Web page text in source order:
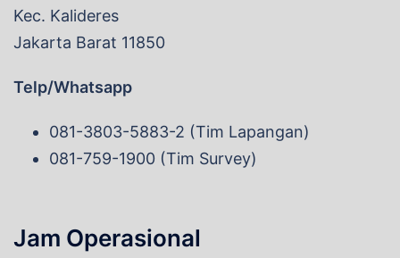
Kec. Kalideres
Jakarta Barat 11850
Telp/Whatsapp
081-3803-5883-2 (Tim Lapangan)
081-759-1900 (Tim Survey)
Jam Operasional